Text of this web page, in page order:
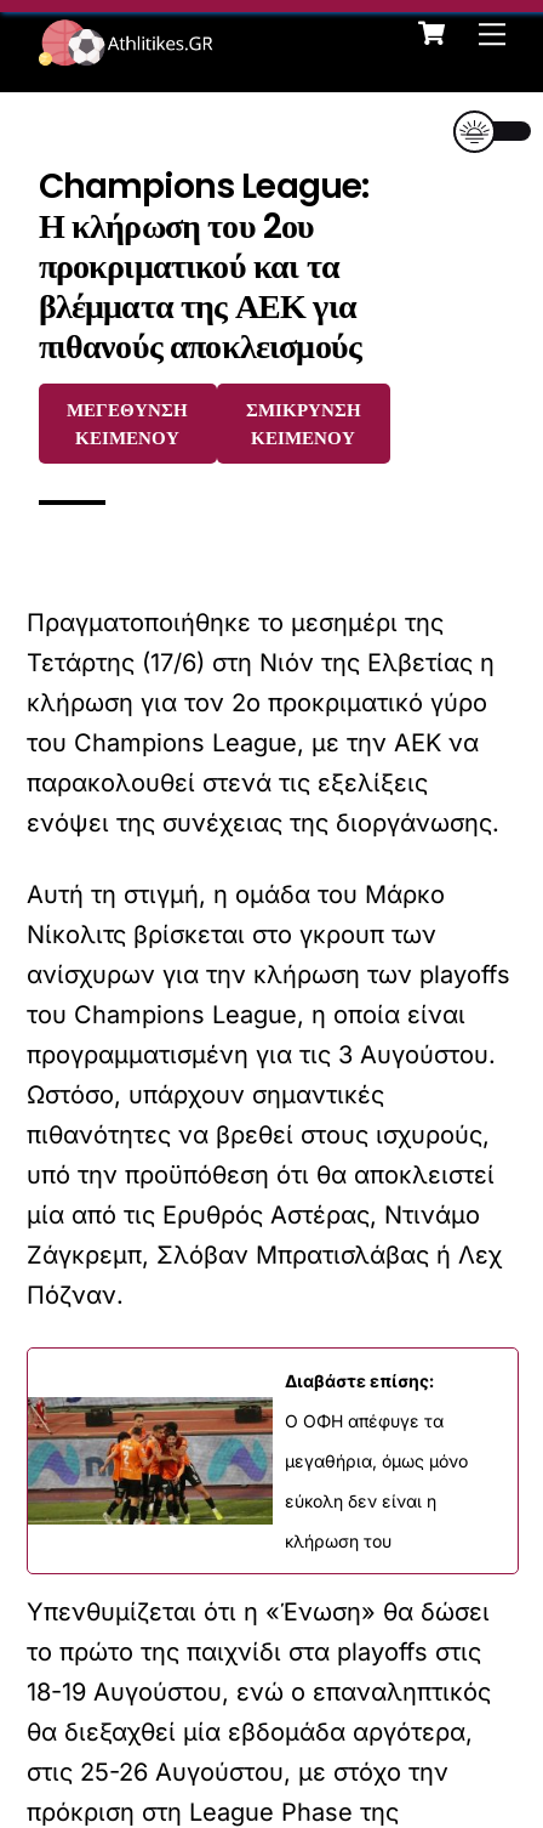
Skip
content
Cart
Champions League:
Η κλήρωση του 2ου
προκριματικού και τα
βλέμματα της ΑΕΚ για
πιθανούς αποκλεισμούς
ΜΕΓΕΘΥΝΣΗ
ΚΕΙΜΕΝΟΥ
ΣΜΙΚΡΥΝΣΗ
ΚΕΙΜΕΝΟΥ
Πραγματοποιήθηκε το μεσημέρι της
Τετάρτης (17/6) στη Νιόν της Ελβετίας η
κλήρωση για τον 2ο προκριματικό γύρο
του Champions League, με την ΑΕΚ να
παρακολουθεί στενά τις εξελίξεις
ενόψει της συνέχειας της διοργάνωσης.
Αυτή τη στιγμή, η ομάδα του Μάρκο
Νίκολιτς βρίσκεται στο γκρουπ των
ανίσχυρων για την κλήρωση των playoffs
του Champions League, η οποία είναι
προγραμματισμένη για τις 3 Αυγούστου.
Ωστόσο, υπάρχουν σημαντικές
πιθανότητες να βρεθεί στους ισχυρούς,
υπό την προϋπόθεση ότι θα αποκλειστεί
μία από τις Ερυθρός Αστέρας, Ντινάμο
Ζάγκρεμπ, Σλόβαν Μπρατισλάβας ή Λεχ
Πόζναν.
Διαβάστε επίσης:
Ο ΟΦΗ απέφυγε τα
μεγαθήρια, όμως μόνο
εύκολη δεν είναι η
κλήρωση του
Υπενθυμίζεται ότι η «Ένωση» θα δώσει
το πρώτο της παιχνίδι στα playoffs στις
18-19 Αυγούστου, ενώ ο επαναληπτικός
θα διεξαχθεί μία εβδομάδα αργότερα,
στις 25-26 Αυγούστου, με στόχο την
πρόκριση στη League Phase της